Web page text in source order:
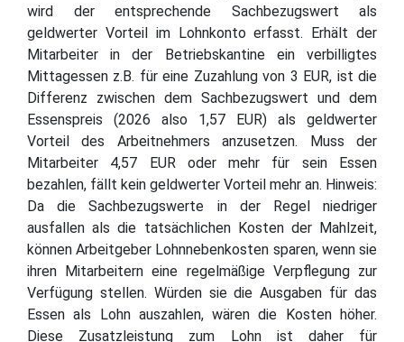
wird der entsprechende Sachbezugswert als
geldwerter Vorteil im Lohnkonto erfasst. Erhält der
Mitarbeiter in der Betriebskantine ein verbilligtes
Mittagessen z.B. für eine Zuzahlung von 3 EUR, ist die
Differenz zwischen dem Sachbezugswert und dem
Essenspreis (2026 also 1,57 EUR) als geldwerter
Vorteil des Arbeitnehmers anzusetzen. Muss der
Mitarbeiter 4,57 EUR oder mehr für sein Essen
bezahlen, fällt kein geldwerter Vorteil mehr an. Hinweis:
Da die Sachbezugswerte in der Regel niedriger
ausfallen als die tatsächlichen Kosten der Mahlzeit,
können Arbeitgeber Lohnnebenkosten sparen, wenn sie
ihren Mitarbeitern eine regelmäßige Verpflegung zur
Verfügung stellen. Würden sie die Ausgaben für das
Essen als Lohn auszahlen, wären die Kosten höher.
Diese Zusatzleistung zum Lohn ist daher für